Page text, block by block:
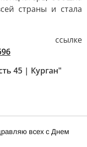
страны и стала
ссылке
45 | Курган"
всех с Днем